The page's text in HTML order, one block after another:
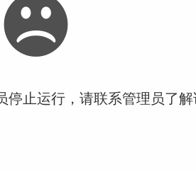
停止运行，请联系管理员了